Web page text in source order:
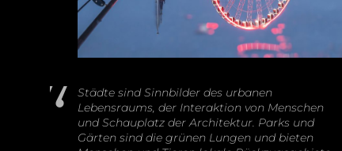
Städte sind Sinnbilder des urbanen
Lebensraums, der Interaktion von Menschen
und Schauplatz der Architektur. Parks und
Gärten sind die grünen Lungen und bieten